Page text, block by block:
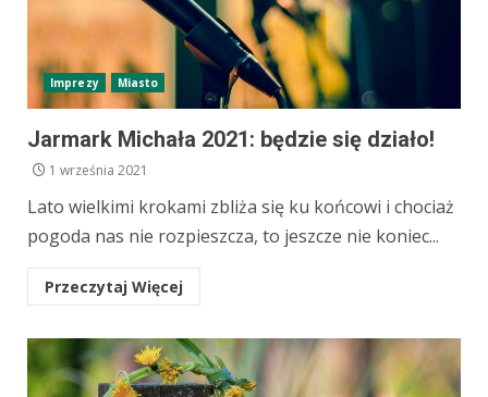
Imprezy Miasto
Jarmark Michała 2021: będzie się działo!
1 września 2021
Lato wielkimi krokami zbliża się ku końcowi i chociaż
pogoda nas nie rozpieszcza, to jeszcze nie koniec...
Przeczytaj Więcej